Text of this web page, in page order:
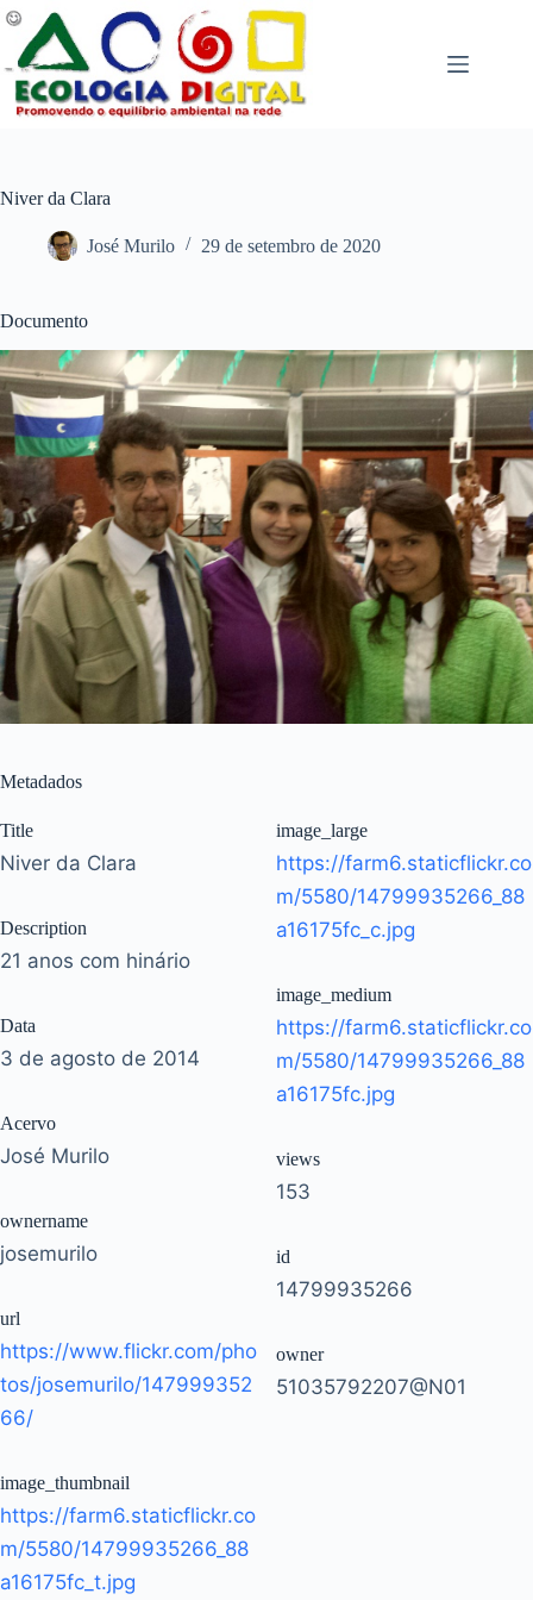
Pular
para
conteúdo
Niver da Clara
José Murilo 29 de setembro de 2020
Documento
Metadados
Title
Niver da Clara
Description
21 anos com hinário
Data
3 de agosto de 2014
Acervo
José Murilo
ownername
josemurilo
url
https://www.flickr.com/pho
tos/josemurilo/147999352
66/
image_thumbnail
https://farm6.staticflickr.co
m/5580/14799935266_88
a16175fc_t.jpg
image_large
https://farm6.staticflickr.co
m/5580/14799935266_88
a16175fc_c.jpg
image_medium
https://farm6.staticflickr.co
m/5580/14799935266_88
a16175fc.jpg
views
153
id
14799935266
owner
51035792207@N01